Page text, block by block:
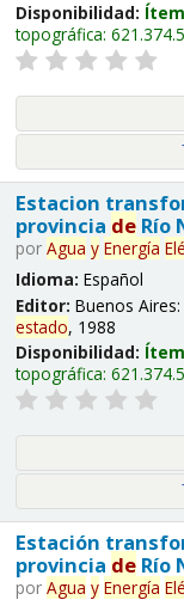
Disponibilidad:
topográfica:
Estacion
provincia deRío
por Agua y Energía
Idioma: Español
Editor: Buenos Aires:
estado, 1988
Disponibilidad:
topográfica:
Estación
provincia deRío
por Agua y Energía